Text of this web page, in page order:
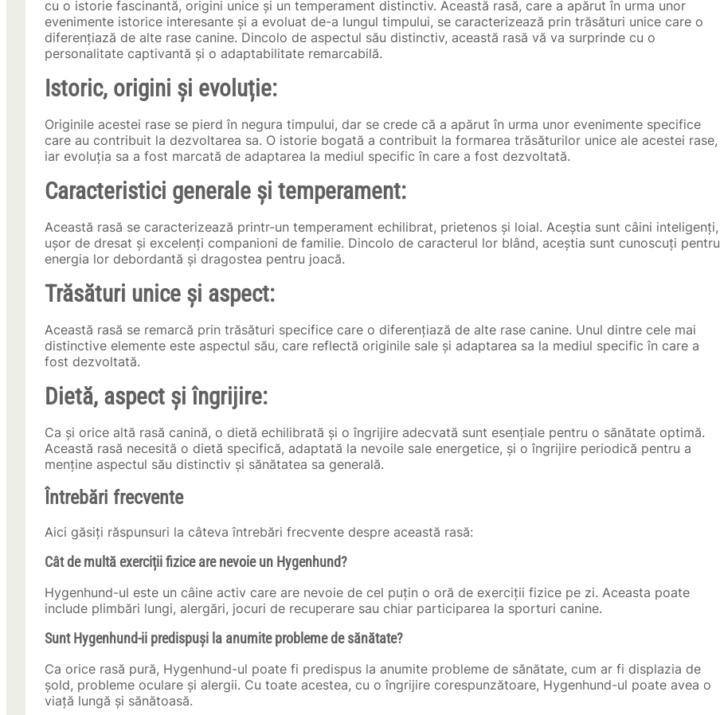
cu o istorie fascinantă, origini unice și un temperament distinctiv. Această rasă, care a apărut în urma unor
evenimente istorice interesante și a evoluat de-a lungul timpului, se caracterizează prin trăsături unice care o
diferențiază de alte rase canine. Dincolo de aspectul său distinctiv, această rasă vă va surprinde cu o
personalitate captivantă și o adaptabilitate remarcabilă.
Istoric, origini și evoluție:
Originile acestei rase se pierd în negura timpului, dar se crede că a apărut în urma unor evenimente specifice
care au contribuit la dezvoltarea sa. O istorie bogată a contribuit la formarea trăsăturilor unice ale acestei rase,
iar evoluția sa a fost marcată de adaptarea la mediul specific în care a fost dezvoltată.
Caracteristici generale și temperament:
Această rasă se caracterizează printr-un temperament echilibrat, prietenos și loial. Aceștia sunt câini inteligenți,
ușor de dresat și excelenți companioni de familie. Dincolo de caracterul lor blând, aceștia sunt cunoscuți pentru
energia lor debordantă și dragostea pentru joacă.
Trăsături unice și aspect:
Această rasă se remarcă prin trăsături specifice care o diferențiază de alte rase canine. Unul dintre cele mai
distinctive elemente este aspectul său, care reflectă originile sale și adaptarea sa la mediul specific în care a
fost dezvoltată.
Dietă, aspect și îngrijire:
Ca și orice altă rasă canină, o dietă echilibrată și o îngrijire adecvată sunt esențiale pentru o sănătate optimă.
Această rasă necesită o dietă specifică, adaptată la nevoile sale energetice, și o îngrijire periodică pentru a
menține aspectul său distinctiv și sănătatea sa generală.
Întrebări frecvente
Aici găsiți răspunsuri la câteva întrebări frecvente despre această rasă:
Cât de multă exerciții fizice are nevoie un Hygenhund?
Hygenhund-ul este un câine activ care are nevoie de cel puțin o oră de exerciții fizice pe zi. Aceasta poate
include plimbări lungi, alergări, jocuri de recuperare sau chiar participarea la sporturi canine.
Sunt Hygenhund-ii predispuși la anumite probleme de sănătate?
Ca orice rasă pură, Hygenhund-ul poate fi predispus la anumite probleme de sănătate, cum ar fi displazia de
șold, probleme oculare și alergii. Cu toate acestea, cu o îngrijire corespunzătoare, Hygenhund-ul poate avea o
viață lungă și sănătoasă.